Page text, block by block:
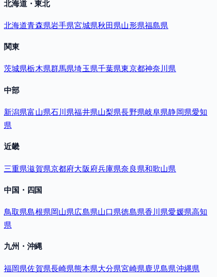
北海道・東北
北海道青森県岩手県宮城県秋田県山形県福島県
関東
茨城県栃木県群馬県埼玉県千葉県東京都神奈川県
中部
新潟県富山県石川県福井県山梨県長野県岐阜県静岡県愛知
県
近畿
三重県滋賀県京都府大阪府兵庫県奈良県和歌山県
中国・四国
鳥取県島根県岡山県広島県山口県徳島県香川県愛媛県高知
県
九州・沖縄
福岡県佐賀県長崎県熊本県大分県宮崎県鹿児島県沖縄県